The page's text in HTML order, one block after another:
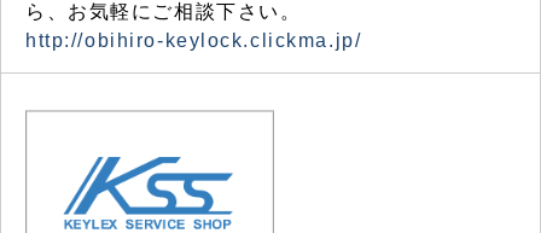
ら、お気軽にご相談下さい。
http://obihiro-keylock.clickma.jp/